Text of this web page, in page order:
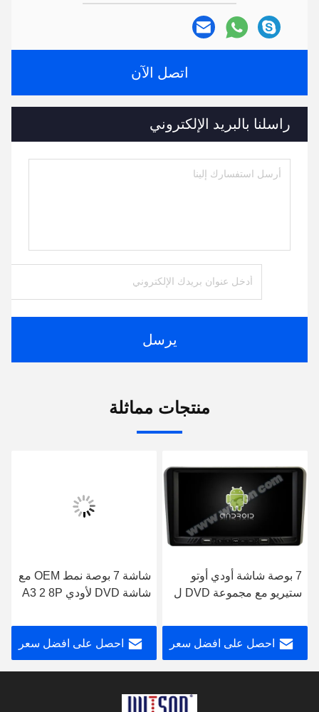
اتصل الآن
راسلنا بالبريد الإلكتروني
يرسل
منتجات مماثلة
7 بوصة شاشة أودي أوتو
ستيريو مع مجموعة DVD ل
Sportback 2003-2012
أندرويد سيارة الوسائط
المتعددة ستيريو
احصل على افضل سعر
شاشة 7 بوصة نمط OEM مع
شاشة DVD لأودي A3 2 8P
سبورتباك 2003-2012
احصل على افضل سعر